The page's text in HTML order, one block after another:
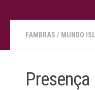
FAMBRAS / MUNDO